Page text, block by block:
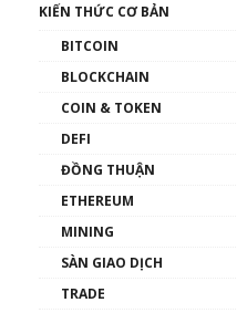
00:43:47
như thể nào?
00:39:31
Phổ cập
thống &
KIẾN THỨC CƠ BẢN
BITCOIN
BLOCKCHAIN
COIN & TOKEN
DEFI
ĐỒNG THUẬN
ETHEREUM
MINING
SÀN GIAO DỊCH
TRADE